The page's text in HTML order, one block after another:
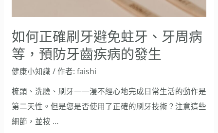
如何正確刷牙避免蛀牙、牙周病
等，預防牙齒疾病的發生
健康小知識 / 作者: faishi
梳頭、洗臉、刷牙——漫不經心地完成日常生活的動作是
第二天性。但是您是否使用了正確的刷牙技術？注意這些
細節，並按 …
牙、
牙
周
病
等，
預
防